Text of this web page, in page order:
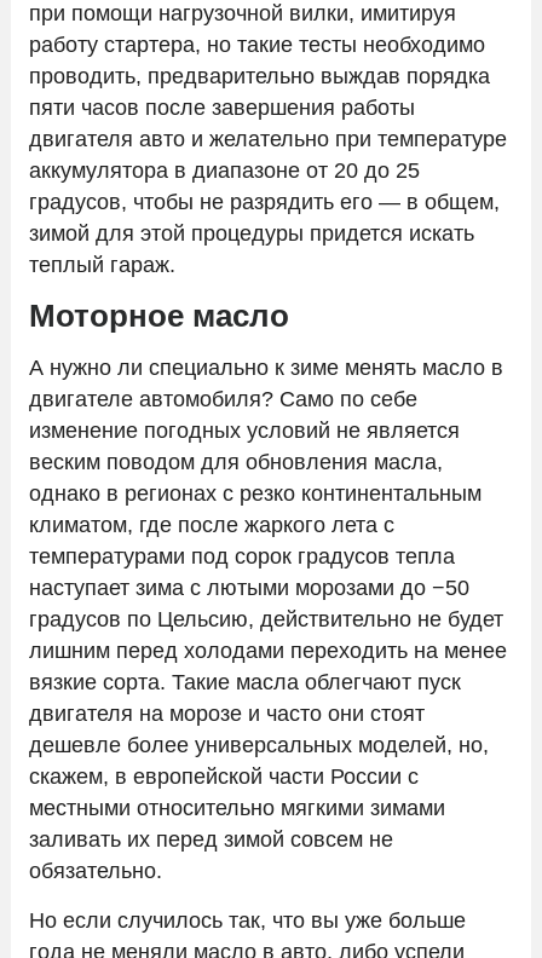
при помощи нагрузочной вилки, имитируя
работу стартера, но такие тесты необходимо
проводить, предварительно выждав порядка
пяти часов после завершения работы
двигателя авто и желательно при температуре
аккумулятора в диапазоне от 20 до 25
градусов, чтобы не разрядить его — в общем,
зимой для этой процедуры придется искать
теплый гараж.
Моторное масло
А нужно ли специально к зиме менять масло в
двигателе автомобиля? Само по себе
изменение погодных условий не является
веским поводом для обновления масла,
однако в регионах с резко континентальным
климатом, где после жаркого лета с
температурами под сорок градусов тепла
наступает зима с лютыми морозами до −50
градусов по Цельсию, действительно не будет
лишним перед холодами переходить на менее
вязкие сорта. Такие масла облегчают пуск
двигателя на морозе и часто они стоят
дешевле более универсальных моделей, но,
скажем, в европейской части России с
местными относительно мягкими зимами
заливать их перед зимой совсем не
обязательно.
Но если случилось так, что вы уже больше
года не меняли масло в авто, либо успели